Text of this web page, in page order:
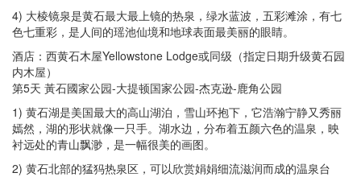
4) 大棱镜泉是黄石最大最上镜的热泉，绿水蓝波，五彩滩涂，有七
色七重彩，是人间的瑶池仙境和地球表面最美丽的眼睛。
酒店：西黄石木屋Yellowstone Lodge或同级（指定日期升级黄石园
内木屋）
第5天 黃石國家公园-大提顿国家公园-杰克逊-鹿角公园
1) 黄石湖是美国最大的高山湖泊，雪山环抱下，它浩瀚宁静又秀丽
嫣然，湖的形状就像一只手。湖水边，分布着五颜六色的温泉，映
衬远处的青山飘渺，是一幅很美的画图。
2) 黄石北部的猛犸热泉区，可以欣赏娟娟细流滋润而成的温泉台